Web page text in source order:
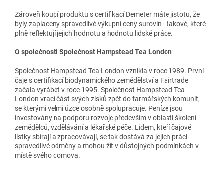
Zároveň koupí produktu s certifikací Demeter máte jistotu, že
byly zaplaceny spravedlivé výkupní ceny surovin - takové, které
plně reflektují jejich hodnotu a hodnotu lidské práce.
O společnosti Společnost Hampstead Tea London
Společnost Hampstead Tea London vznikla v roce 1989. První
čaje s certifikací biodynamického zemědělství a Fairtrade
začala vyrábět v roce 1995. Společnost Hampstead Tea
London vrací část svých zisků zpět do farmářských komunit,
se kterými velmi úzce osobně spolupracuje. Peníze jsou
investovány na podporu rozvoje především v oblasti školení
zemědělců, vzdělávání a lékařské péče. Lidem, kteří čajové
lístky sbírají a zpracovávají, se tak dostává za jejich práci
spravedlivé odměny a mohou žít v důstojných podmínkách v
místě svého domova.